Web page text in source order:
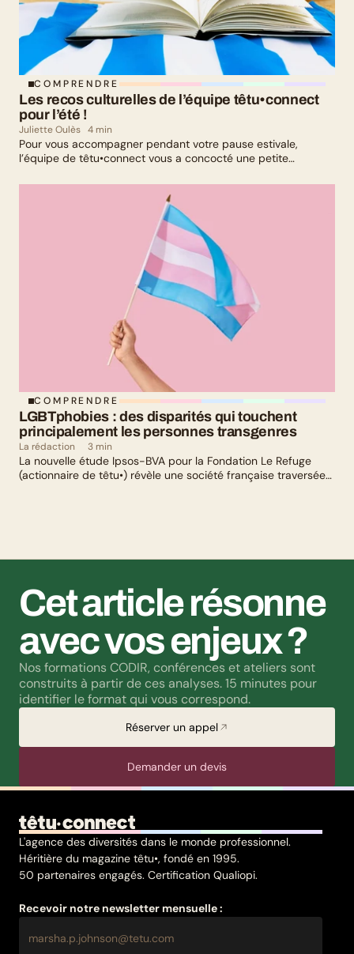
COMPRENDRE
Les recos culturelles de l’équipe têtu•connect
pour l’été !
Juliette Oulès 4 min
Pour vous accompagner pendant votre pause estivale,
l’équipe de têtu•connect vous a concocté une petite
culturelle : il y en a pour tous les goûts !
COMPRENDRE
LGBTphobies : des disparités qui touchent
principalement les personnes transgenres
La rédaction 3 min
La nouvelle étude Ipsos-BVA pour la Fondation Le Refuge
(actionnaire de têtu•) révèle une société française traversée
Cet article résonne
avec vos enjeux ?
Nos formations CODIR, conférences et ateliers sont
construits à partir de ces analyses. 15 minutes pour
identifier le format qui vous correspond.
Réserver un appel
Demander un devis
L'agence des diversités dans le monde professionnel.
Héritière du magazine têtu•, fondé en 1995.
50 partenaires engagés. Certification Qualiopi.
Recevoir notre newsletter mensuelle :